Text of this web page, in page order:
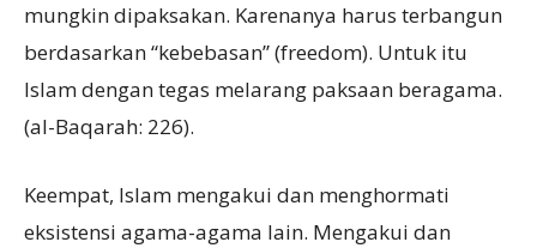
mungkin dipaksakan. Karenanya harus terbangun
berdasarkan “kebebasan” (freedom). Untuk itu
Islam dengan tegas melarang paksaan beragama.
(al-Baqarah: 226).
Keempat, Islam mengakui dan menghormati
eksistensi agama-agama lain. Mengakui dan